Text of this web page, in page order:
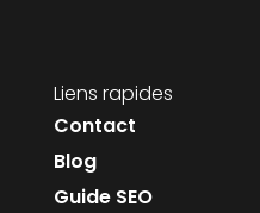
Liens rapides
Contact
Blog
Guide SEO